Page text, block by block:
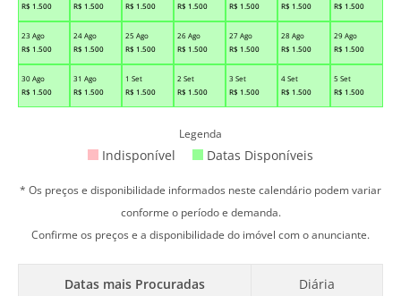
R$ 1.500
R$ 1.500
R$ 1.500
R$ 1.500
R$ 1.500
R$ 1.500
R$ 1.500
23 Ago
R$ 1.500
24 Ago
R$ 1.500
25 Ago
R$ 1.500
26 Ago
R$ 1.500
27 Ago
R$ 1.500
28 Ago
R$ 1.500
29 Ago
R$ 1.500
30 Ago
R$ 1.500
31 Ago
R$ 1.500
1 Set
R$ 1.500
2 Set
R$ 1.500
3 Set
R$ 1.500
4 Set
R$ 1.500
5 Set
R$ 1.500
Legenda
Indisponível Datas Disponíveis
* Os preços e disponibilidade informados neste calendário podem variar
conforme o período e demanda.
Confirme os preços e a disponibilidade do imóvel com o anunciante.
Datas mais Procuradas Diária